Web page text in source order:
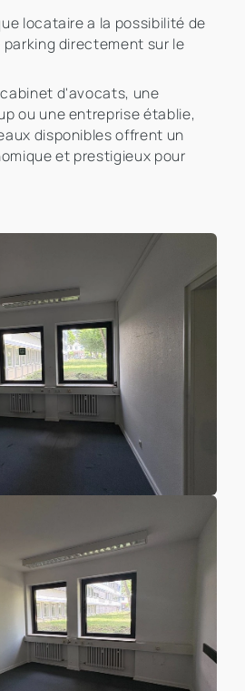
locataire a la possibilité de
directement sur le
d'avocats, une
ou une entreprise établie,
disponibles offrent un
et prestigieux pour